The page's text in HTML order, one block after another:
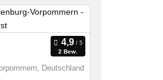
2 Bew.
Deutschland